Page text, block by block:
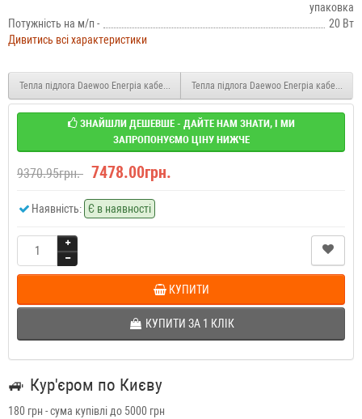
упаковка
Потужність на м/п -
20 Вт
Дивитись всі характеристики
Тепла підлога Daewoo Enerpia кабель під стяжку UT-20 1200 Вт 60м (7.2 м2)
Тепла підлога Daewoo Enerpia кабель
ЗНАЙШЛИ ДЕШЕВШЕ - ДАЙТЕ НАМ ЗНАТИ, І МИ
ЗАПРОПОНУЄМО ЦІНУ НИЖЧЕ
9370.95грн. 7478.00грн.
Наявність: Є в наявності
КУПИТИ
КУПИТИ ЗА 1 КЛIК
🚙 Кур'єром по Києву
180 грн - сума купівлі до 5000 грн